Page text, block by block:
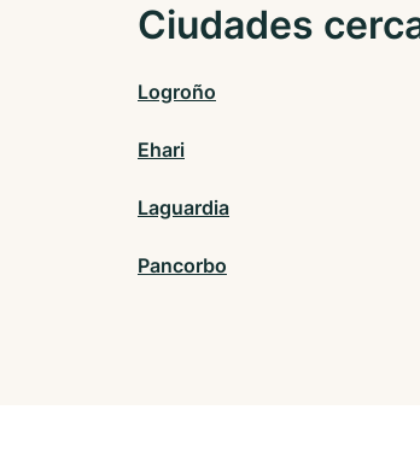
Ciudades
Logroño
Ehari
Laguardia
Pancorbo